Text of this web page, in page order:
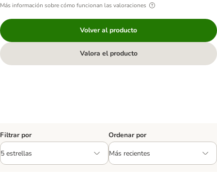
Más información sobre cómo funcionan las valoraciones
Volver al producto
Valora el producto
Filtrar por Ordenar por